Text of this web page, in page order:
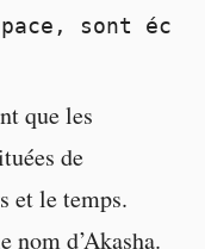
sont
que les
de
et le temps.
nom d’Akasha.